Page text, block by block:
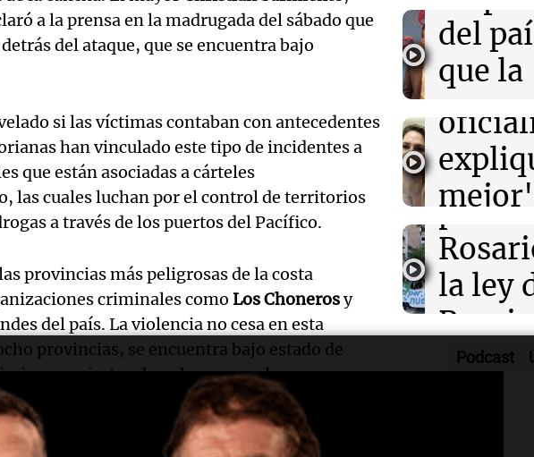
a la prensa en la madrugada del sábado que
del ataque, que se encuentra bajo
si las víctimas contaban con antecedentes
han vinculado este tipo de incidentes a
que están asociadas a cárteles
las cuales luchan por el control de territorios
a través de los puertos del Pacífico.
provincias más peligrosas de la costa
criminales como Los Chonerosy
del país. La violencia no cesa en esta
provincias, se encuentra bajo estado de
a ciertos derechos, como la
además de un toque de queda
Mundo
Aumentan los
entre
marihuana en
Episodios
tras
vientos
Panorama
Episodios
del
que la
Amamos
Episodios
que el
la ley
Informados
Episodios
Audio.
en el
la ley
Audio.
en
Audio.
Juez
Podcast